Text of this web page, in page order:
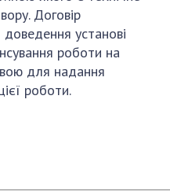
Договір
установі
роботи на
для надання
роботи.